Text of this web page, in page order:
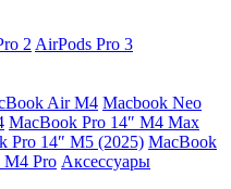
2 AirPods Pro 3
Air М4 Macbook Neo
MacBook Pro 14″ M4 Max
Pro 14″ M5 (2025) MacBook
M4 Pro Аксессуары